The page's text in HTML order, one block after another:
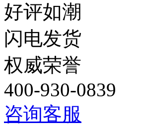
好评如潮
闪电发货
权威荣誉
400-930-0839
咨询客服